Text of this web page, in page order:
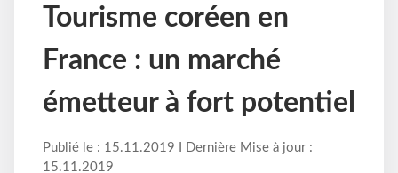
Tourisme coréen en
France : un marché
émetteur à fort potentiel
Publié le : 15.11.2019 I Dernière Mise à jour :
15.11.2019